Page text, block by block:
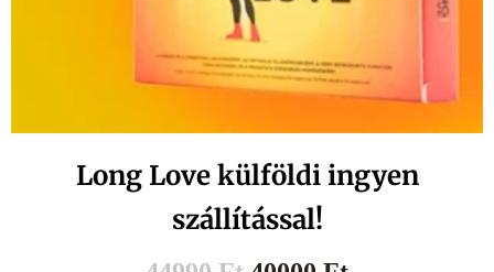
Long Love külföldi ingyen
szállítással!